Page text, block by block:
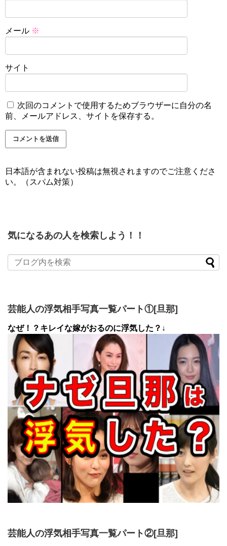
メール ※
サイト
次回のコメントで使用するためブラウザーに自分の名
前、メールアドレス、サイトを保存する。
日本語が含まれない投稿は無視されますのでご注意くださ
い。（スパム対策）
気になるあの人を検索しよう！！
芸能人の浮気相手写真一覧パート①[旦那]
なぜ！？キレイな嫁がおるのに浮気した？↓
芸能人の浮気相手写真一覧パート②[旦那]